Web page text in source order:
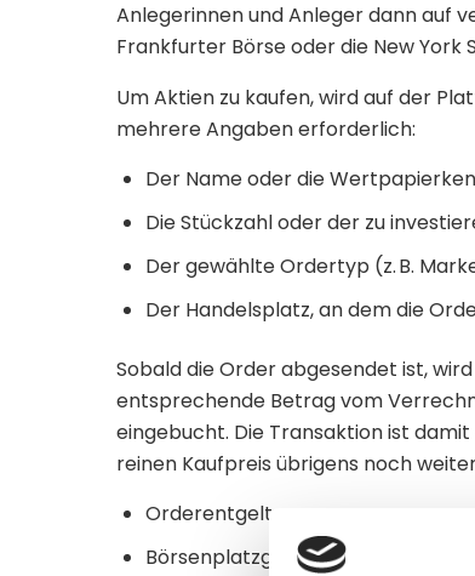
Anlegerinnen und Anleger dann auf
Frankfurter Börse oder die New York
Um Aktien zu kaufen, wird auf der
mehrere Angaben erforderlich:
Der Name oder die
Die Stückzahl oder der zu
Der gewählte Ordertyp (z. B.
Der Handelsplatz, an dem die
Sobald die Order abgesendet ist,
entsprechende Betrag vom
eingebucht. Die Transaktion ist
reinen Kaufpreis übrigens noch
Orderentgelte
Börsenplatzgebühren